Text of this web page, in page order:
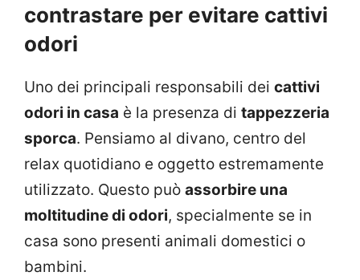
contrastare per evitare cattivi
odori
Uno dei principali responsabili dei cattivi
odori in casa è la presenza di tappezzeria
sporca. Pensiamo al divano, centro del
relax quotidiano e oggetto estremamente
utilizzato. Questo può assorbire una
moltitudine di odori, specialmente se in
casa sono presenti animali domestici o
bambini.